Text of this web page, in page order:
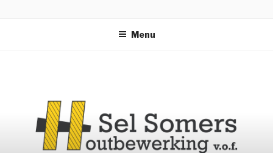
HOUTBEWERKING
Menu